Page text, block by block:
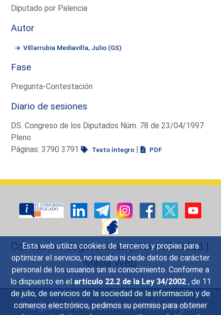
Esta web utiliza cookies de terceros y propias para
optimizar el servicio, no recaba ni cede datos de carácter
personal de los usuarios sin su conocimiento. Conforme a
lo dispuesto en el artículo 22.2 de la Ley 34/2002 , de 11
de julio, de servicios de la sociedad de la información y de
comercio electrónico, pedimos su permiso para obtener
Diputado por Palencia
Autor
Villarrubia Mediavilla, Julio (GS)
Fase
Pregunta-Contestación
Diario de sesiones
DS. Congreso de los Diputados Núm. 78 de 23/04/1997
Pleno
Páginas: 3790 3791
Texto íntegro | PDF
Contacto|Sugerencias|Accesibilidad |
Mapa Web
Preguntas Frecuentes|Aviso legal|